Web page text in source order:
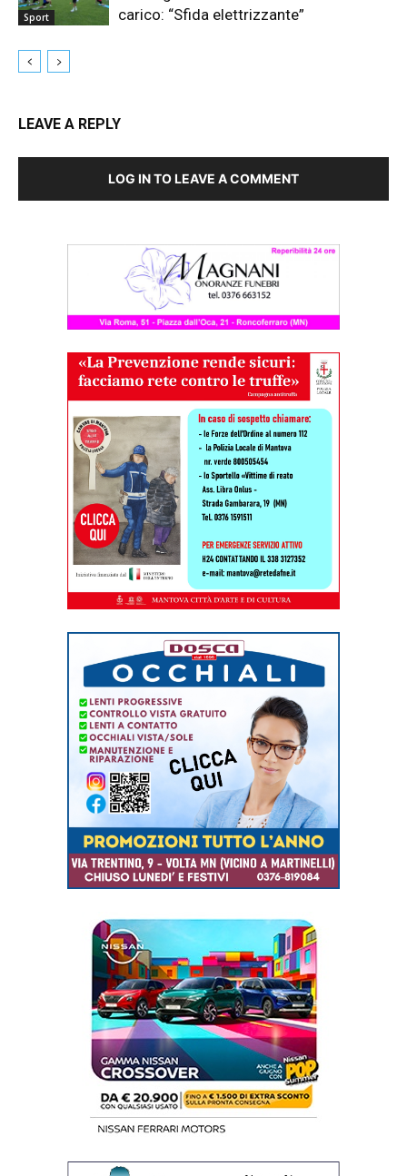
Sport
carico: “Sfida elettrizzante”
LEAVE A REPLY
LOG IN TO LEAVE A COMMENT